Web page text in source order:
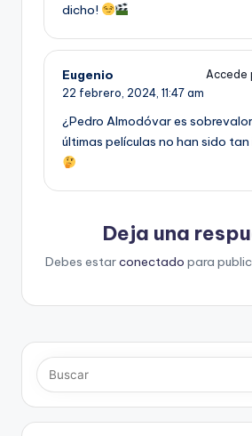
dicho!
Eugenio
Accede
22 febrero, 2024, 11:47 am
¿Pedro Almodóvar es
últimas películas no han sido
Deja una
Debes estarconectado para